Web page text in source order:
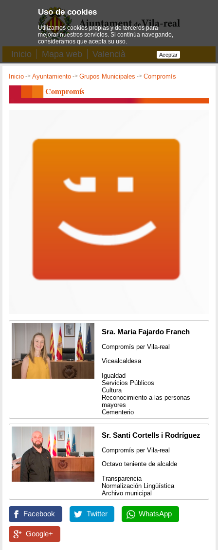
Inicio Mapa web Valencià
Inicio ->Ayuntamiento ->Grupos Municipales ->Compromís
Compromís
Sra. Maria Fajardo Franch
Compromís per Vila-real
Vicealcaldesa
Igualdad
Servicios Públicos
Cultura
Reconocimiento a las personas
mayores
Cementerio
Sr. Santi Cortells i Rodríguez
Compromís per Vila-real
Octavo teniente de alcalde
Transparencia
Normalización Lingüística
Archivo municipal
Facebook Twitter WhatsApp
Google+
Uso de cookies
Utilizamos cookies propias y de terceros para
mejorar nuestros servicios. Si continúa navegando,
consideramos que acepta su uso.
Aceptar